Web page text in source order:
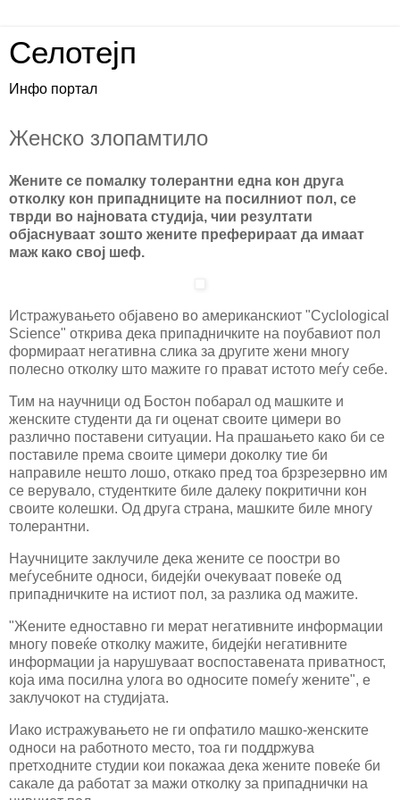
Селотејп
Инфо портал
Женско злопамтило
Жените се помалку толерантни една кон друга
отколку кон припадниците на посилниот пол, се
тврди во најновата студија, чии резултати
објаснуваат зошто жените преферираат да имаат
маж како свој шеф.
Истражувањето објавено во американскиот "Cyclological
Science" открива дека припадничките на поубавиот пол
формираат негативна слика за другите жени многу
полесно отколку што мажите го прават истото меѓу себе.
Тим на научници од Бостон побарал од машките и
женските студенти да ги оценат своите цимери во
различно поставени ситуации. На прашањето како би се
поставиле према своите цимери доколку тие би
направиле нешто лошо, откако пред тоа брзрезервно им
се верувало, студентките биле далеку покритични кон
своите колешки. Од друга страна, машките биле многу
толерантни.
Научниците заклучиле дека жените се поостри во
меѓусебните односи, бидејќи очекуваат повеќе од
припадничките на истиот пол, за разлика од мажите.
"Жените едноставно ги мерат негативните информации
многу повеќе отколку мажите, бидејќи негативните
информации ја нарушуваат воспоставената приватност,
која има посилна улога во односите помеѓу жените", е
заклучокот на студијата.
Иако истражувањето не ги опфатило машко-женските
односи на работното место, тоа ги поддржува
претходните студии кои покажаа дека жените повеќе би
сакале да работат за мажи отколку за припаднички на